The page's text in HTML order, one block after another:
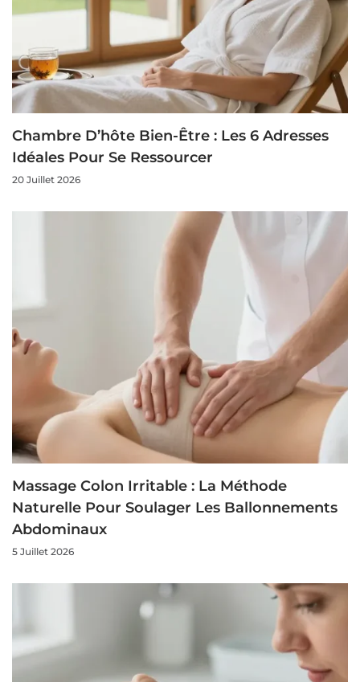
Chambre D’hôte Bien-Être : Les 6 Adresses
Idéales Pour Se Ressourcer
20 Juillet 2026
Massage Colon Irritable : La Méthode
Naturelle Pour Soulager Les Ballonnements
Abdominaux
5 Juillet 2026